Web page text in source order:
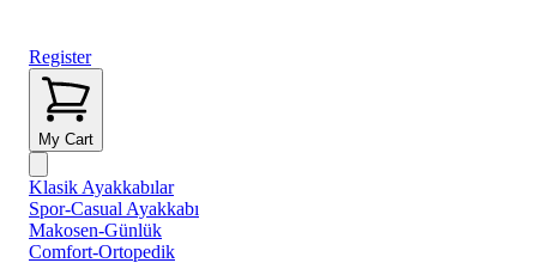
Register
My Cart
Klasik Ayakkabılar
Spor-Casual Ayakkabı
Makosen-Günlük
Comfort-Ortopedik